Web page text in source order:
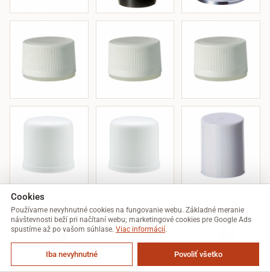
Cookies
Používame nevyhnutné cookies na fungovanie webu. Základné meranie
návštevnosti beží pri načítaní webu; marketingové cookies pre Google Ads
spustíme až po vašom súhlase. Viac informácií.
Iba nevyhnutné Povoliť všetko